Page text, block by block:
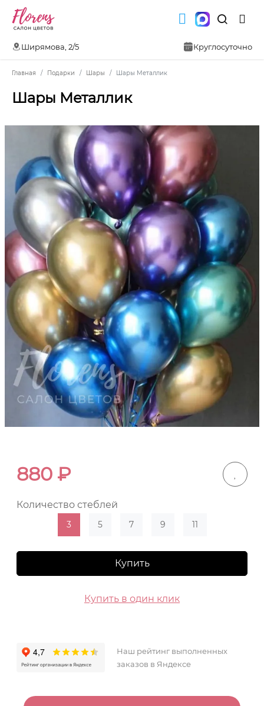
Ширямова, 2/5 Круглосуточно
Главная Подарки Шары Шары Металлик
Шары Металлик
880 ₽
Количество стеблей
3 5 7 9 11
Купить
Купить в один клик
Наш рейтинг выполненных
заказов в Яндексе